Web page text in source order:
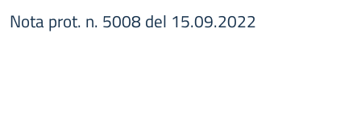
Nota prot. n. 5008 del 15.09.2022